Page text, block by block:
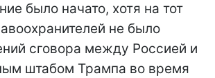
было начато, хотя на тот
не было
сговора между Россией и
штабом Трампа во время